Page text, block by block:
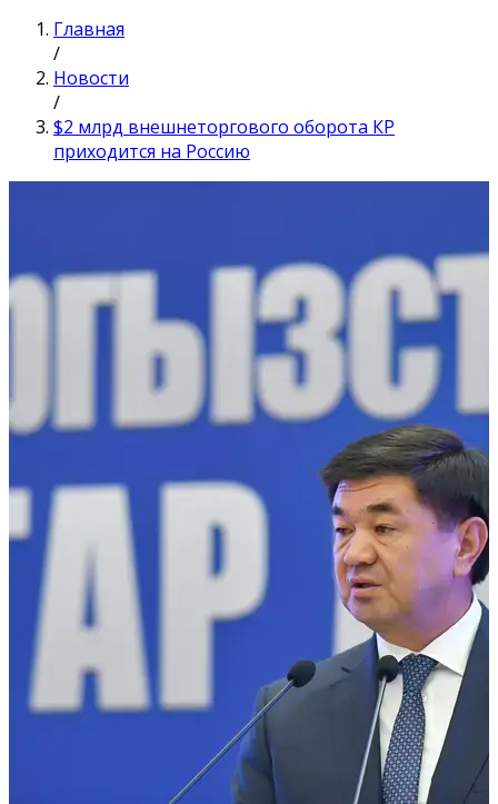
Главная
/
Новости
/
$2 млрд внешнеторгового оборота КР
приходится на Россию